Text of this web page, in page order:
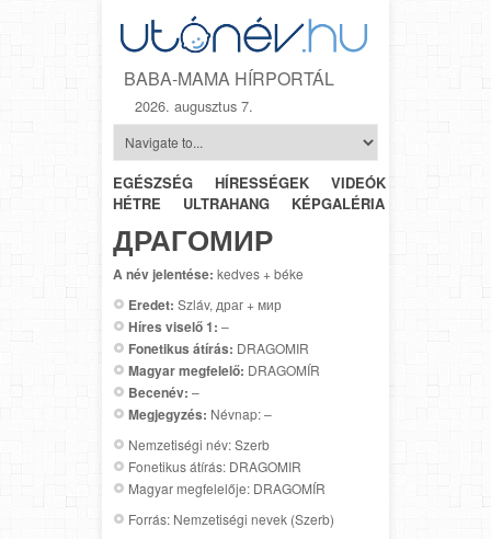
BABA-MAMA HÍRPORTÁL
2026. augusztus 7.
EGÉSZSÉG HÍRESSÉGEK VIDEÓK
HÉTRŐL-
HÉTRE
ULTRAHANG KÉPGALÉRIA
ДРАГОМИР
A név jelentése: kedves + béke
Eredet: Szláv, драг + мир
Híres viselő 1: –
Fonetikus átírás: DRAGOMIR
Magyar megfelelő: DRAGOMÍR
Becenév: –
Megjegyzés: Névnap: –
Nemzetiségi név: Szerb
Fonetikus átírás: DRAGOMIR
Magyar megfelelője: DRAGOMÍR
Forrás: Nemzetiségi nevek (Szerb)